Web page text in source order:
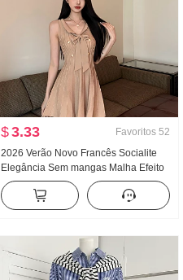
$3.33 Favoritos 52
2026 Verão Novo Francês Socialite
Elegância Sem mangas Malha Efeito
emagrecedor Ajustado Laço Estilo
Chanel pequeno Vestido feminino